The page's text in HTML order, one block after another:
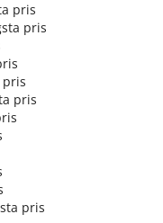
pris
pris
pris
pris
pris